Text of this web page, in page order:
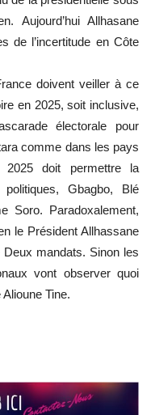
Aujourd’hui Allhasane
de l’incertitude en Côte
doivent veiller à ce
en 2025, soit inclusive,
électorale pour
comme dans les pays
2025 doit permettre la
Gbagbo, Blé
Soro. Paradoxalement,
le Président Allhassane
mandats. Sinon les
vont observer quoi
Tine.